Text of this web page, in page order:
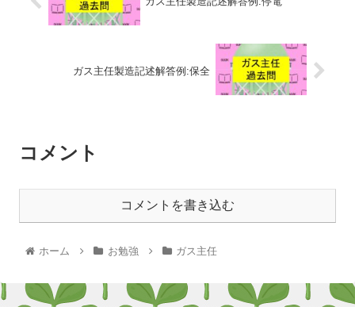
ガス主任製造記述解答例:保全
コメント
コメントを書き込む
ホーム お勉強 ガス主任